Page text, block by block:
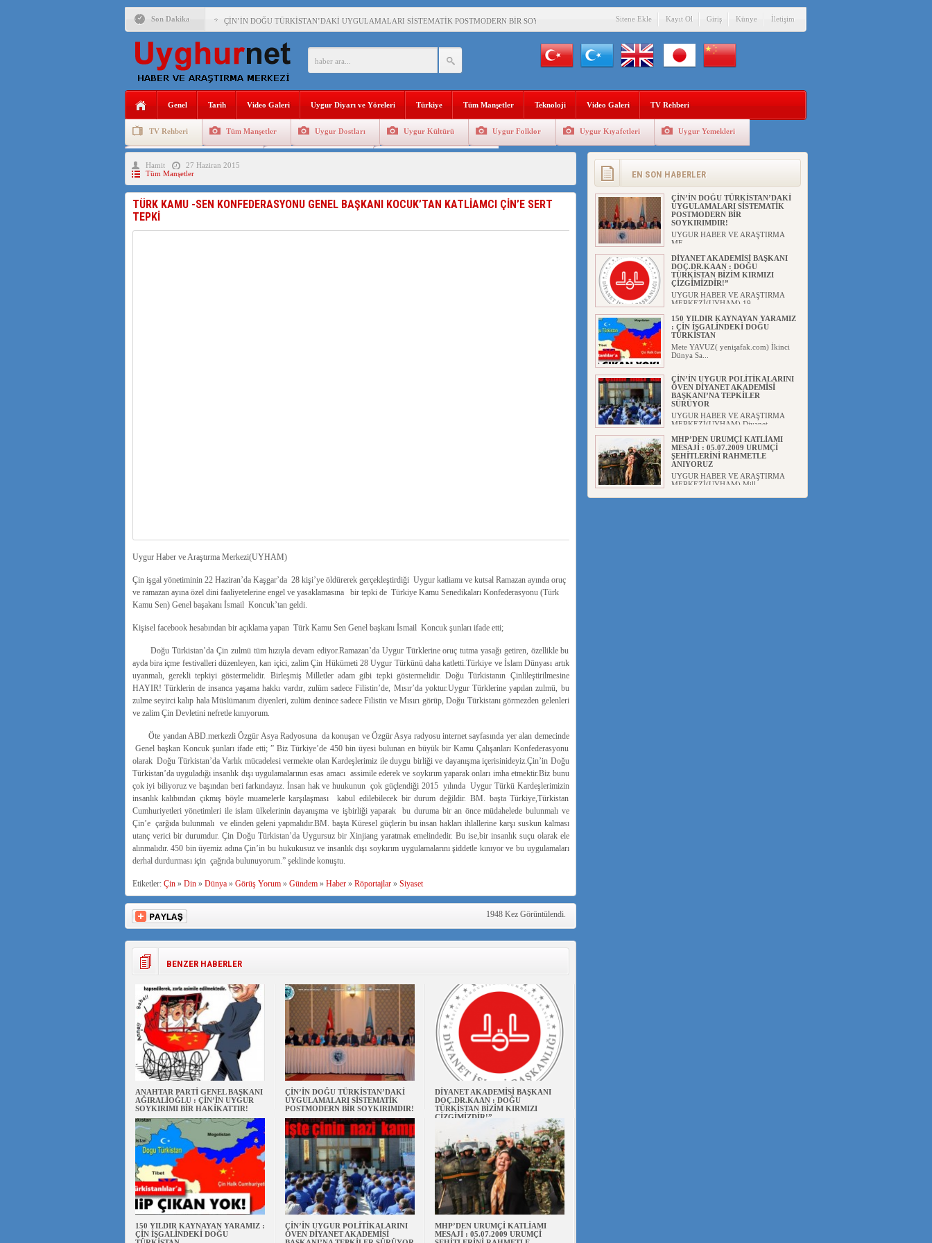
Son Dakika ÇİN’İN DOĞU TÜRKİSTAN’DAKİ UYGULAMALARI SİSTEMATİK POSTMODERN BİR SOYKIRIMDIR!
DİYANET AKADEMİSİ BAŞKANI DOÇ.DR.KAAN : DOĞU TÜRKİSTAN BİZİM KIRMIZI ÇİZGİMİZDİR!”
ÇİN’İN UYGUR POLİTİKALARINI ÖVEN DİYANET AKADEMİSİ BAŞKANI’NA TEPKİLER SÜRÜYOR
MHP’DEN URUMÇİ KATLİAMI MESAJİ : 05.07.2009 URUMÇİ ŞEHİTLERİNİ RAHMETLE ANIYORUZ
İŞGALCİ ÇİN’DEN “FETİHLER SULTANI MEHMET”DİZİSİNE GARİP SANSÜR VE HADSIZ İHTAR
SAADET PARTİSİ İLÇE BAŞKANI : TEMMUZ AYI,DOĞU TÜRKİSTAN İÇİN KATLİAM AYI DEĞİLDİR !
Sitene Ekle Kayıt Ol Giriş Künye İletişim
Genel Tarih Video Galeri Uygur Diyarı ve Yöreleri Türkiye Tüm Manşetler Teknoloji Video Galeri TV Rehberi
TV Rehberi Tüm Manşetler Uygur Dostları Uygur Kültürü Uygur Folklor Uygur Kıyafetleri Uygur Yemekleri
Uygurlarda Düğün ve Cenaze
Hamit
27 Haziran 2015
Tüm Manşetler
TÜRK KAMU -SEN KONFEDERASYONU GENEL BAŞKANI KOCUK’TAN KATLİAMCI ÇİN’E SERT
TEPKİ
Uygur Haber ve Araştırma Merkezi(UYHAM)
Çin işgal yönetiminin 22 Haziran’da Kaşgar’da 28 kişi’ye öldürerek gerçekleştirdiği Uygur katliamı ve kutsal Ramazan ayında oruç
ve ramazan ayına özel dini faaliyetelerine engel ve yasaklamasına bir tepki de Türkiye Kamu Senedikaları Konfederasyonu (Türk
Kamu Sen) Genel başakanı İsmail Koncuk’tan geldi.
Kişisel facebook hesabından bir açıklama yapan Türk Kamu Sen Genel başkanı İsmail Koncuk şunları ifade etti;
Doğu Türkistan’da Çin zulmü tüm hızıyla devam ediyor.Ramazan’da Uygur Türklerine oruç tutma yasağı getiren, özellikle bu
ayda bira içme festivalleri düzenleyen, kan içici, zalim Çin Hükümeti 28 Uygur Türkünü daha katletti.Türkiye ve İslam Dünyası artık
uyanmalı, gerekli tepkiyi göstermelidir. Birleşmiş Milletler adam gibi tepki göstermelidir. Doğu Türkistanın Çinlileştirilmesine
HAYIR! Türklerin de insanca yaşama hakkı vardır, zulüm sadece Filistin’de, Mısır’da yoktur.Uygur Türklerine yapılan zulmü, bu
zulme seyirci kalıp hala Müslümanım diyenleri, zulüm denince sadece Filistin ve Mısırı görüp, Doğu Türkistanı görmezden gelenleri
ve zalim Çin Devletini nefretle kınıyorum.
Öte yandan ABD.merkezli Özgür Asya Radyosuna da konuşan ve Özgür Asya radyosu internet sayfasında yer alan demecinde
Genel başkan Koncuk şunları ifade etti; ” Biz Türkiye’de 450 bin üyesi bulunan en büyük bir Kamu Çalışanları Konfederasyonu
olarak Doğu Türkistan’da Varlık mücadelesi vermekte olan Kardeşlerimiz ile duygu birliği ve dayanışma içerisinideyiz.Çin’in Doğu
Türkistan’da uyguladığı insanlık dışı uygulamalarının esas amacı assimile ederek ve soykırım yaparak onları imha etmektir.Biz bunu
çok iyi biliyoruz ve başından beri farkındayız. İnsan hak ve huukunun çok güçlendiği 2015 yılında Uygur Türkü Kardeşlerimizin
insanlık kalıbından çıkmış böyle muamelerle karşılaşması kabul edilebilecek bir durum değildir. BM. başta Türkiye,Türkistan
Cumhuriyetleri yönetimleri ile islam ülkelerinin dayanışma ve işbirliği yaparak bu duruma bir an önce müdahelede bulunmalı ve
Çin’e çarğıda bulunmalı ve elinden geleni yapmalıdır.BM. başta Küresel güçlerin bu insan hakları ihlallerine karşı suskun kalması
utanç verici bir durumdur. Çin Doğu Türkistan’da Uygursuz bir Xinjiang yaratmak emelindedir. Bu ise,bir insanlık suçu olarak ele
alınmalıdır. 450 bin üyemiz adına Çin’in bu hukukusuz ve insanlık dışı soykırım uygulamalarını şiddetle kınıyor ve bu uygulamaları
derhal durdurması için çağrıda bulunuyorum.” şeklinde konuştu.
Etiketler: Çin» Din» Dünya» Görüş Yorum» Gündem» Haber» Röportajlar» Siyaset
1948 Kez Görüntülendi.
BENZER HABERLER
ANAHTAR PARTİ GENEL BAŞKANI
AĞIRALİOĞLU : ÇİN’İN UYGUR
SOYKIRIMI BİR HAKİKATTIR!
ÇİN’İN DOĞU TÜRKİSTAN’DAKİ
UYGULAMALARI SİSTEMATİK
POSTMODERN BİR SOYKIRIMDIR!
DİYANET AKADEMİSİ BAŞKANI
DOÇ.DR.KAAN : DOĞU
TÜRKİSTAN BİZİM KIRMIZI
ÇİZGİMİZDİR!”
150 YILDIR KAYNAYAN YARAMIZ :
ÇİN İŞGALİNDEKİ DOĞU
ÇİN’İN UYGUR POLİTİKALARINI
ÖVEN DİYANET AKADEMİSİ
MHP’DEN URUMÇİ KATLİAMI
MESAJİ : 05.07.2009 URUMÇİ
EN SON HABERLER
ANAHTAR PARTİ GENEL
BAŞKANI AĞIRALİOĞLU : ÇİN’İN
UYGUR SOYKIRIMI BİR
HAKİKATTIR!
UYGUR HABER VE ARAŞTIRMA
ÇİN’İN DOĞU TÜRKİSTAN’DAKİ
UYGULAMALARI SİSTEMATİK
POSTMODERN BİR
SOYKIRIMDIR!
UYGUR HABER VE ARAŞTIRMA
ME...
DİYANET AKADEMİSİ BAŞKANI
DOÇ.DR.KAAN : DOĞU
TÜRKİSTAN BİZİM KIRMIZI
ÇİZGİMİZDİR!”
UYGUR HABER VE ARAŞTIRMA
MERKEZİ(UYHAM) 19...
150 YILDIR KAYNAYAN YARAMIZ
: ÇİN İŞGALİNDEKİ DOĞU
TÜRKİSTAN
Mete YAVUZ( yenişafak.com) İkinci
Dünya Sa...
ÇİN’İN UYGUR POLİTİKALARINI
ÖVEN DİYANET AKADEMİSİ
BAŞKANI’NA TEPKİLER
SÜRÜYOR
UYGUR HABER VE ARAŞTIRMA
MERKEZİ(UYHAM) Diyanet
MHP’DEN URUMÇİ KATLİAMI
MESAJİ : 05.07.2009 URUMÇİ
ŞEHİTLERİNİ RAHMETLE
ANIYORUZ
UYGUR HABER VE ARAŞTIRMA
MERKEZİ(UYHAM) Mill...
ÇİN’İN ANKARA BÜYÜKELÇİSİ